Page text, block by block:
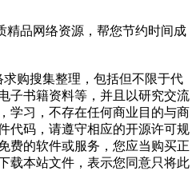
精品网络资源，帮您节约时间成
购搜集整理，包括但不限于代
子书籍资料等，并且以研究交流
学习，不存在任何商业目的与商
代码，请遵守相应的开源许可规
费的软件或服务，您应当购买正
载本站文件，表示您同意只将此